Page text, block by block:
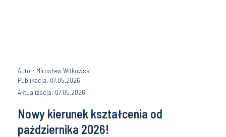
Autor: Mirosław Witkowski
Publikacja: 07.05.2026
Aktualizacja: 07.05.2026
Nowy kierunek kształcenia od
października 2026!